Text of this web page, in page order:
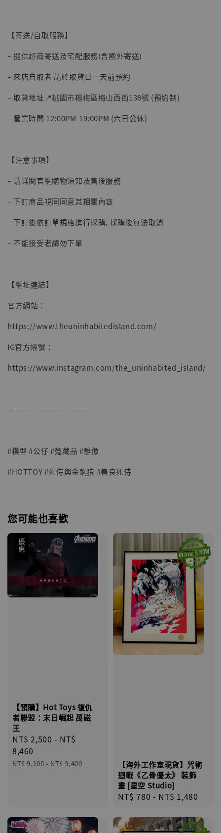
【寄送/自取服務】
– 提供超商寄送及宅配服務(含國外寄送)
– 來店自取者 請於取貨日一天前預約
– 取貨地址📍桃園市楊梅區梅山西街138號 (預約制)
– 營業時間 12:00PM-19:00PM (六日公休)
【注意事項】
– 請詳閱官網購物須知及售後服務
– 下訂商品視同同意其相關內容
– 下訂後依訂單規格進行採購, 採購後無法取消
– 不能接受者請勿下單
【網址連結】
官方網站：
https://www.theuninhabitedisland.com/
IG官方帳號：
https://www.instagram.com/the_uninhabited_island/
- - - - - - - - - - - - - - - - - - - -
#模型 #公仔 #蒐藏品 #雕像
#HOTTOY #死侍與金鋼狼 #善良死侍
您可能也喜歡
優惠
【預購】Hot Toys 復仇
者聯盟：末日崛起 萬磁
王
Sale
price
NT$ 2,500 - NT$
8,460
Regular
NT$ 9,100-NT$ 9,400
【海外工作室現貨】咒術
迴戰《乙骨優太》 裝飾
畫 [星空 Studio]
Regular
NT$ 780 - NT$ 1,480